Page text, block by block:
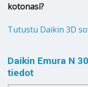
kotonasi?
Tutustu Daikin 3D
Daikin Emura N
tiedot